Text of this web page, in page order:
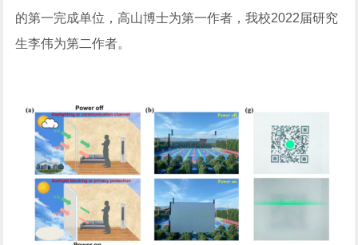
的第一完成单位，高山博士为第一作者，我校2022届研究
生李伟为第二作者。